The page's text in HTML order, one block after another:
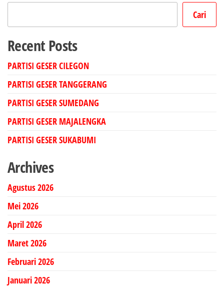
Cari
Recent Posts
PARTISI GESER CILEGON
PARTISI GESER TANGGERANG
PARTISI GESER SUMEDANG
PARTISI GESER MAJALENGKA
PARTISI GESER SUKABUMI
Archives
Agustus 2026
Mei 2026
April 2026
Maret 2026
Februari 2026
Januari 2026